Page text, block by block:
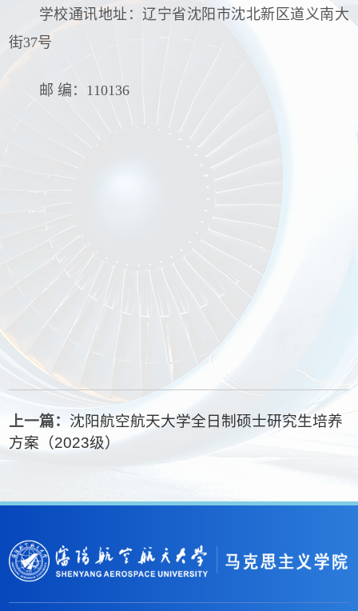
学校通讯地址：辽宁省沈阳市沈北新区道义南大
街37号
邮 编：110136
上一篇： 沈阳航空航天大学全日制硕士研究生培养
方案（2023级）